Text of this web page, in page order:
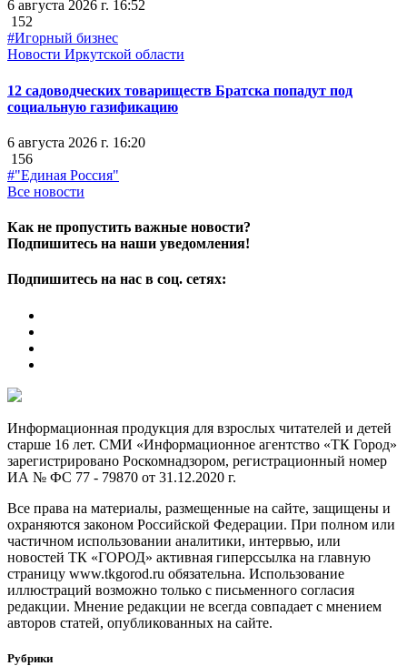
6 августа 2026 г. 16:52
152
#Игорный бизнес
Новости Иркутской области
12 садоводческих товариществ Братска попадут под
социальную газификацию
6 августа 2026 г. 16:20
156
#"Единая Россия"
Все новости
Как не пропустить важные новости?
Подпишитесь на наши уведомления!
Подпишитесь на нас в соц. сетях:
Информационная продукция для взрослых читателей и детей
старше 16 лет. СМИ «Информационное агентство «ТК Город»
зарегистрировано Роскомнадзором, регистрационный номер
ИА № ФС 77 - 79870 от 31.12.2020 г.
Все права на материалы, размещенные на сайте, защищены и
охраняются законом Российской Федерации. При полном или
частичном использовании аналитики, интервью, или
новостей ТК «ГОРОД» активная гиперссылка на главную
страницу www.tkgorod.ru обязательна. Использование
иллюстраций возможно только с письменного согласия
редакции. Мнение редакции не всегда совпадает с мнением
авторов статей, опубликованных на сайте.
Рубрики